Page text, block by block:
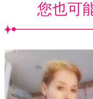
您也可